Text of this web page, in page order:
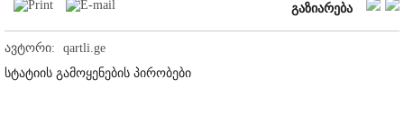
გაზიარება
ავტორი:
qartli.ge
სტატიის გამოყენების პირობები